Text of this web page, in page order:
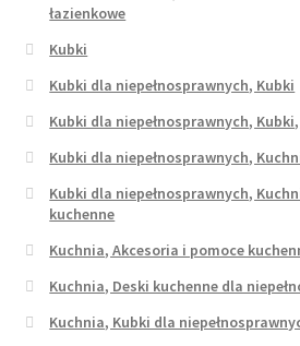
łazienkowe
Kubki
Kubki dla niepełnosprawnych, Kubki
Kubki dla niepełnosprawnych,
Kubki dla niepełnosprawnych,
Kubki dla niepełnosprawnych,
kuchenne
Kuchnia, Akcesoria i pomoce
Kuchnia, Deski kuchenne dla
Kuchnia, Kubki dla